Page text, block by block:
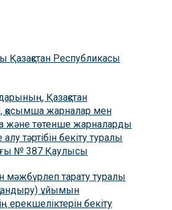
Қазақстан Республикасы
Қазақстан
қосымша жарналар мен
және төтенше жарналарды
тәртібін бекіту туралы
№ 387 Қаулысы
мәжбүрлеп тарату туралы
ұйымын
ерекшеліктерін бекіту